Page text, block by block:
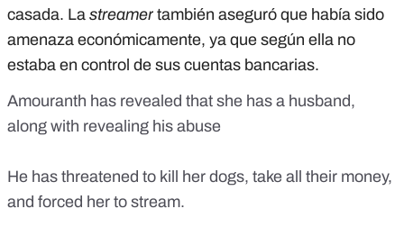
casada. La streamer también aseguró que había sido
amenaza económicamente, ya que según ella no
estaba en control de sus cuentas bancarias.
Amouranth has revealed that she has a husband,
along with revealing his abuse
He has threatened to kill her dogs, take all their money,
and forced her to stream.